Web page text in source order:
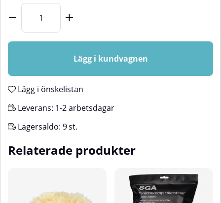
Lägg i kundvagnen
Lägg i önskelistan
Leverans: 1-2 arbetsdagar
Lagersaldo: 9st.
Relaterade produkter